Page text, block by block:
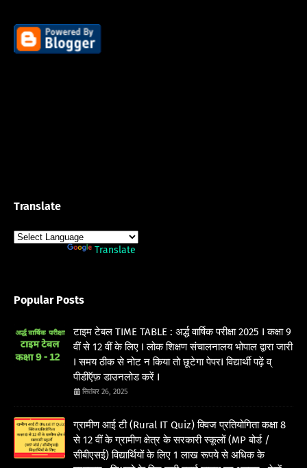
Translate
Translate
Popular Posts
टाइम टेबल TIME TABLE : अर्द्ध वार्षिक परीक्षा 2025 I कक्षा 9
वीं से 12 वीं के लिए I लोक शिक्षण संचालनालय भोपाल द्वारा जारी
I समय ठीक से नोट न किया तो छूटेगा पेपरI विद्यार्थी पढ़ें व्
पीडीऍफ़ डाउनलोड करें I
सितंबर 26, 2025
ग्रामीण आई टी (Rural IT Quiz) क्विज प्रतियोगिता कक्षा 8
से 12 वीं के ग्रामीण क्षेत्र के सरकारी स्कूलों (MP बोर्ड /
सीबीएसई) विद्यार्थियों के लिए 1 लाख रूपये से अधिक के